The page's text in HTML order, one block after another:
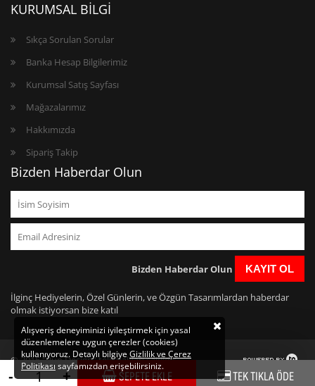
- + SEPETE EKLE TEK TIKLA ÖDE
KURUMSAL BİLGİ
Sıkça Sorulan Sorular
Banka Hesap Bilgilerimiz
Kurumsal Satış Sayfası
Mağazalarımız
Hakkımızda
Sipariş Takip
Bizden Haberdar Olun
Bizden Haberdar Olun KAYIT OL
İlginç Hediyelerin, Özel Günlerin, ve Özgün Tasarımlardan haberdar
olmak istiyorsan bize katıl
© 2016 "Bun Design" telif hakları saklıdır.
https://www.bundesign.com/
Alışveriş deneyiminizi iyileştirmek için yasal
düzenlemelere uygun çerezler (cookies)
kullanıyoruz. Detaylı bilgiyeGizlilik ve Çerez
Politikası sayfamızdan erişebilirsiniz.